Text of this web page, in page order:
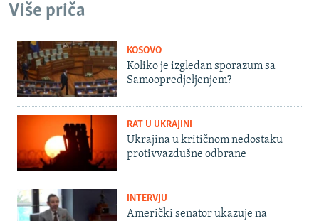
Više priča
KOSOVO
Koliko je izgledan sporazum sa
Samoopredjeljenjem?
RAT U UKRAJINI
Ukrajina u kritičnom nedostaku
protivvazdušne odbrane
INTERVJU
Američki senator ukazuje na